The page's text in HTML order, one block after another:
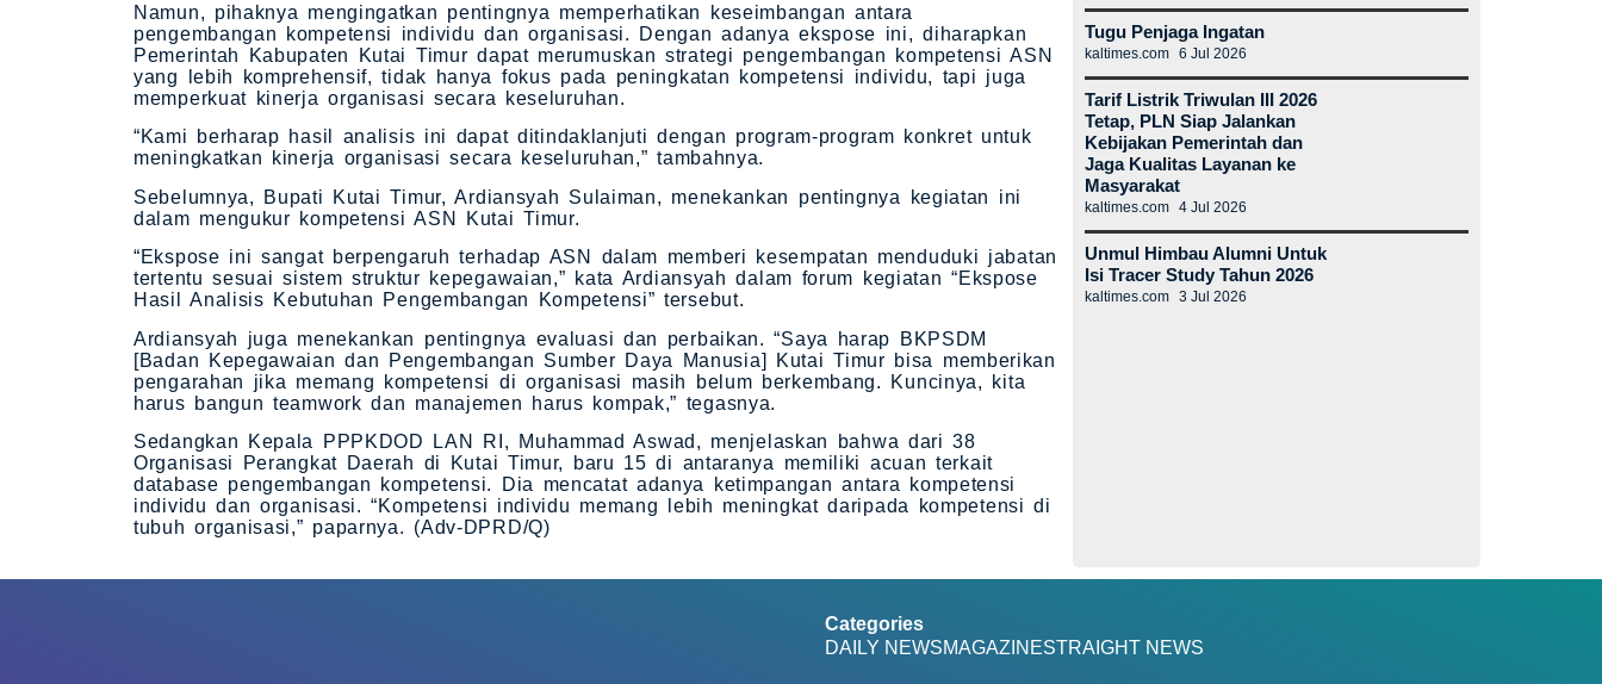
Namun, pihaknya mengingatkan pentingnya memperhatikan keseimbangan antara
pengembangan kompetensi individu dan organisasi. Dengan adanya ekspose ini, diharapkan
Pemerintah Kabupaten Kutai Timur dapat merumuskan strategi pengembangan kompetensi ASN
yang lebih komprehensif, tidak hanya fokus pada peningkatan kompetensi individu, tapi juga
memperkuat kinerja organisasi secara keseluruhan.
“Kami berharap hasil analisis ini dapat ditindaklanjuti dengan program-program konkret untuk
meningkatkan kinerja organisasi secara keseluruhan,” tambahnya.
Sebelumnya, Bupati Kutai Timur, Ardiansyah Sulaiman, menekankan pentingnya kegiatan ini
dalam mengukur kompetensi ASN Kutai Timur.
“Ekspose ini sangat berpengaruh terhadap ASN dalam memberi kesempatan menduduki jabatan
tertentu sesuai sistem struktur kepegawaian,” kata Ardiansyah dalam forum kegiatan “Ekspose
Hasil Analisis Kebutuhan Pengembangan Kompetensi” tersebut.
Ardiansyah juga menekankan pentingnya evaluasi dan perbaikan. “Saya harap BKPSDM
[Badan Kepegawaian dan Pengembangan Sumber Daya Manusia] Kutai Timur bisa memberikan
pengarahan jika memang kompetensi di organisasi masih belum berkembang. Kuncinya, kita
harus bangun teamwork dan manajemen harus kompak,” tegasnya.
Sedangkan Kepala PPPKDOD LAN RI, Muhammad Aswad, menjelaskan bahwa dari 38
Organisasi Perangkat Daerah di Kutai Timur, baru 15 di antaranya memiliki acuan terkait
database pengembangan kompetensi. Dia mencatat adanya ketimpangan antara kompetensi
individu dan organisasi. “Kompetensi individu memang lebih meningkat daripada kompetensi di
tubuh organisasi,” paparnya. (Adv-DPRD/Q)
Tugu Penjaga Ingatan
kaltimes.com 6 Jul 2026
Tarif Listrik Triwulan III 2026
Tetap, PLN Siap Jalankan
Kebijakan Pemerintah dan
Jaga Kualitas Layanan ke
Masyarakat
kaltimes.com 4 Jul 2026
Unmul Himbau Alumni Untuk
Isi Tracer Study Tahun 2026
kaltimes.com 3 Jul 2026
Categories
DAILY NEWSMAGAZINESTRAIGHT NEWS